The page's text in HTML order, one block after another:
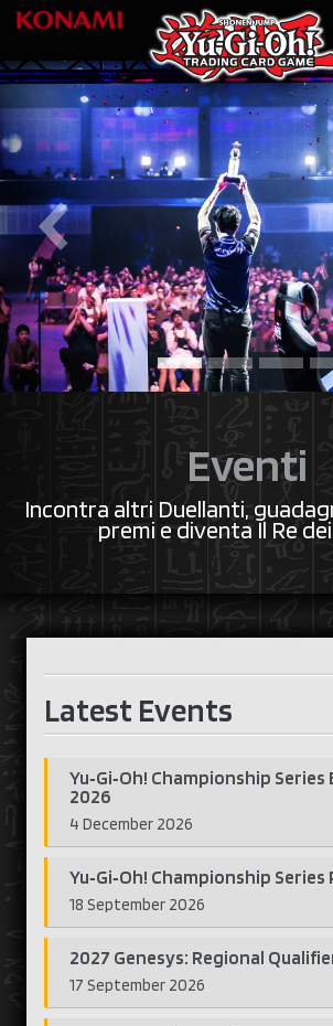
Eventi
Incontra altri Duellanti,
premi e diventa Il Re
Latest Events
Yu‑Gi‑Oh! Championship Series
2026
4 December 2026
Yu‑Gi‑Oh! Championship Series
18 September 2026
2027 Genesys: Regional
17 September 2026